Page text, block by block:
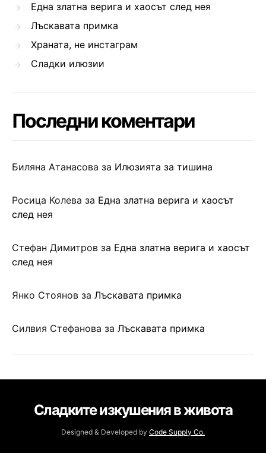
Една златна верига и хаосът след нея
Лъскавата примка
Храната, не инстаграм
Сладки илюзии
Последни коментари
Биляна Атанасова за Илюзията за тишина
Росица Колева за Една златна верига и хаосът
след нея
Стефан Димитров за Една златна верига и хаосът
след нея
Янко Стоянов за Лъскавата примка
Силвия Стефанова за Лъскавата примка
Сладките изкушения в живота
Designed & Developed by Code Supply Co.